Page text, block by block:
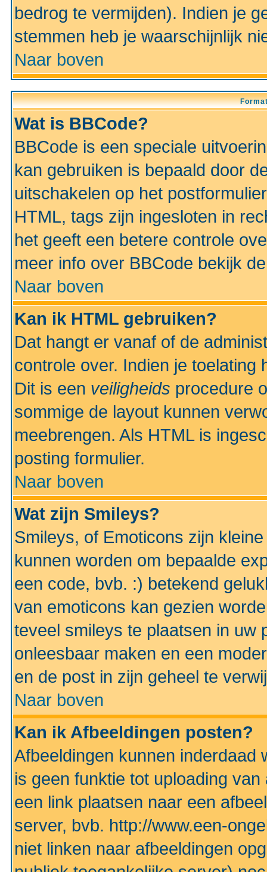
bedrog te vermijden). Indien je
stemmen heb je waarschijnlijk
Naar boven
Wat is BBCode?
BBCode is een speciale
kan gebruiken is bepaald door
uitschakelen op het
HTML, tags zijn ingesloten in
het geeft een betere controle
meer info over BBCode bekijk
Naar boven
Kan ik HTML gebruiken?
Dat hangt er vanaf of de
controle over. Indien je
Dit is een veiligheids procedure
sommige de layout kunnen
meebrengen. Als HTML is
posting formulier.
Naar boven
Wat zijn Smileys?
Smileys, of Emoticons zijn
kunnen worden om bepaalde
een code, bvb. :) betekend
van emoticons kan gezien
teveel smileys te plaatsen in uw
onleesbaar maken en een
en de post in zijn geheel te
Naar boven
Kan ik Afbeeldingen posten?
Afbeeldingen kunnen inderdaad
is geen funktie tot uploading
een link plaatsen naar een
server, bvb. http://www.een-
niet linken naar afbeeldingen